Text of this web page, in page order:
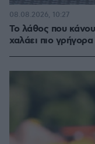
Το λάθος που
χαλάει πιο γρήγορα
08.08.2026, 10:27